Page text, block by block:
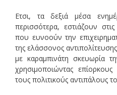
Ετσι, τα δεξιά μέσα
περισσότερα, εστιάζουν
που ευνοούν την
της ελάσσονος
με καραμπινάτη σκευωρία
χρησιμοποιώντας
τους πολιτικούς αντιπάλους